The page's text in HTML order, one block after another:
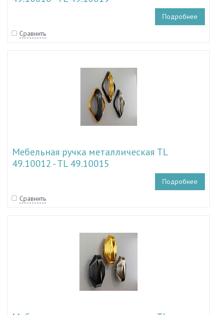
Подробнее
Сравнить
Мебельная ручка металлическая TL
49.10012 - TL 49.10015
Подробнее
Сравнить